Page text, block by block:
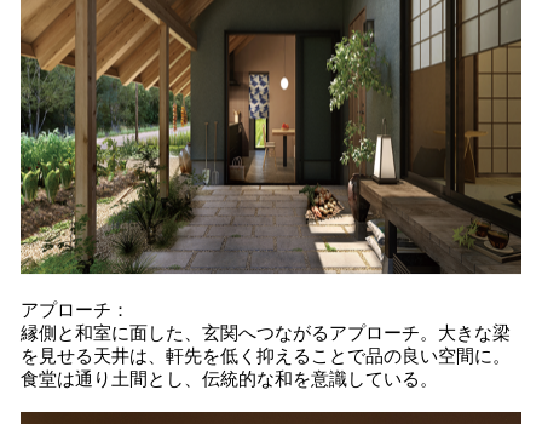
アプローチ：
縁側と和室に面した、玄関へつながるアプローチ。大きな梁
を見せる天井は、軒先を低く抑えることで品の良い空間に。
食堂は通り土間とし、伝統的な和を意識している。